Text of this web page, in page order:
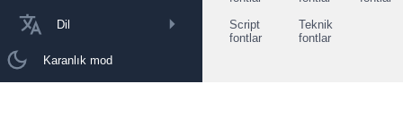
Dil
Karanlık mod
Script
fontlar
Teknik
fontlar